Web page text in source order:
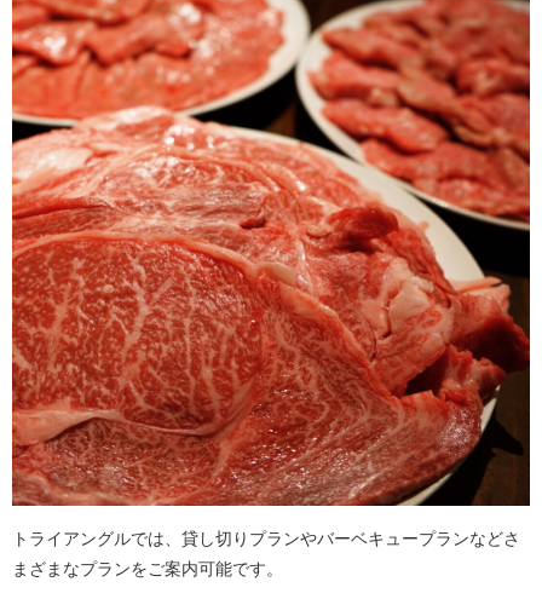
トライアングルでは、貸し切りプランやバーベキュープランなどさ
まざまなプランをご案内可能です。